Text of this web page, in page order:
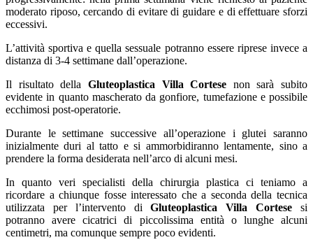
moderato riposo, cercando di evitare di guidare e di effettuare sforzi
eccessivi.
L’attività sportiva e quella sessuale potranno essere riprese invece a
distanza di 3-4 settimane dall’operazione.
Il risultato della Gluteoplastica Villa Cortese non sarà subito
evidente in quanto mascherato da gonfiore, tumefazione e possibile
ecchimosi post-operatorie.
Durante le settimane successive all’operazione i glutei saranno
inizialmente duri al tatto e si ammorbidiranno lentamente, sino a
prendere la forma desiderata nell’arco di alcuni mesi.
In quanto veri specialisti della chirurgia plastica ci teniamo a
ricordare a chiunque fosse interessato che a seconda della tecnica
utilizzata per l’intervento diGluteoplastica Villa Cortese si
potranno avere cicatrici di piccolissima entità o lunghe alcuni
centimetri, ma comunque sempre poco evidenti.